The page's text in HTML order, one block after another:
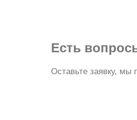
Есть
Оставьте заявку, мы